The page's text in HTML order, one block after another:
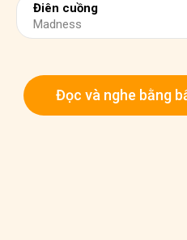
Điên cuồng
Madness
Đọc và nghe bằng